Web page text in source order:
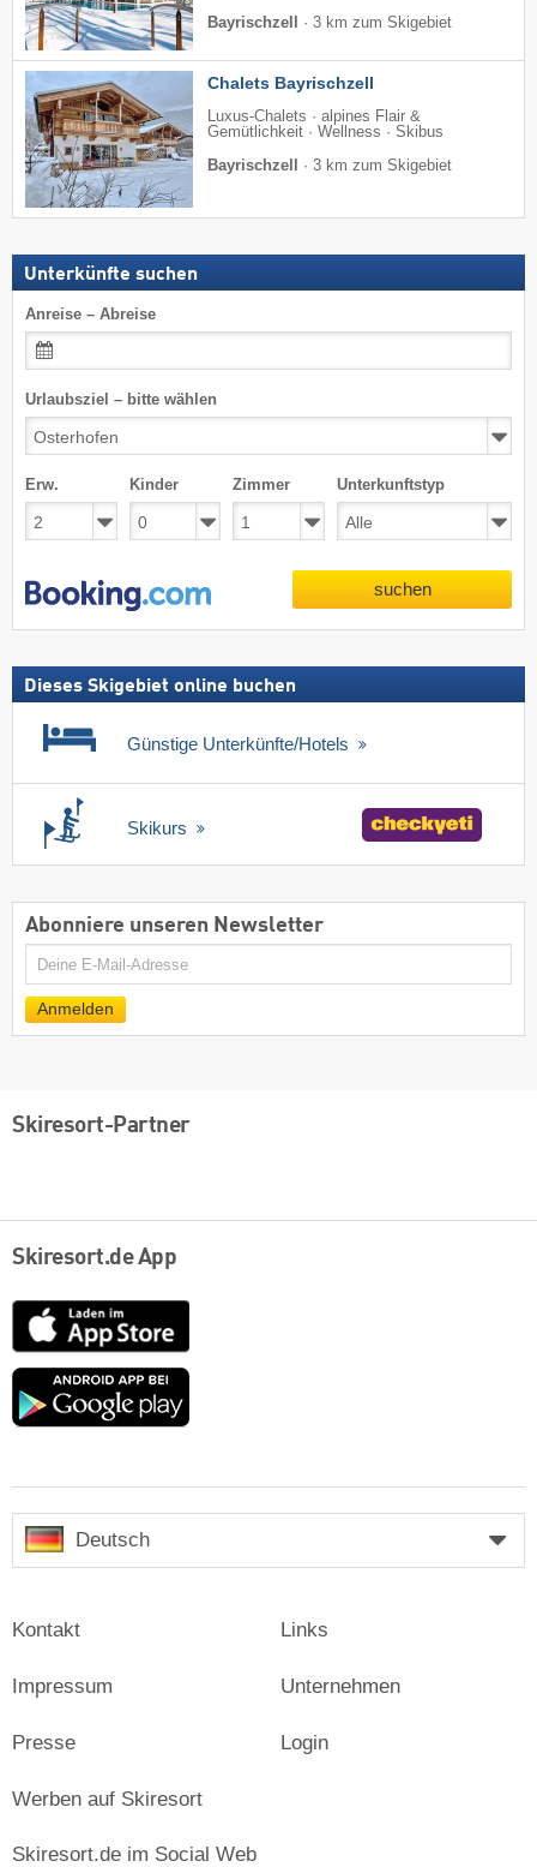
Bayrischzell
· 3 km zum Skigebiet
Chalets Bayrischzell
Luxus-Chalets · alpines Flair &
Gemütlichkeit · Wellness · Skibus
Bayrischzell
· 3 km zum Skigebiet
Unterkünfte suchen
Anreise – Abreise
Urlaubsziel – bitte wählen
Erw. Kinder Zimmer Unterkunftstyp
suchen
Dieses Skigebiet online buchen
Günstige Unterkünfte/Hotels
Skikurs
Abonniere unseren Newsletter
E-
Anmelden
Skiresort-Partner
Skiresort.de App
App
Store
Google
Deutsch
Kontakt
Impressum
Presse
Links
Unternehmen
Login
Werben auf Skiresort
Skiresort.de im Social Web